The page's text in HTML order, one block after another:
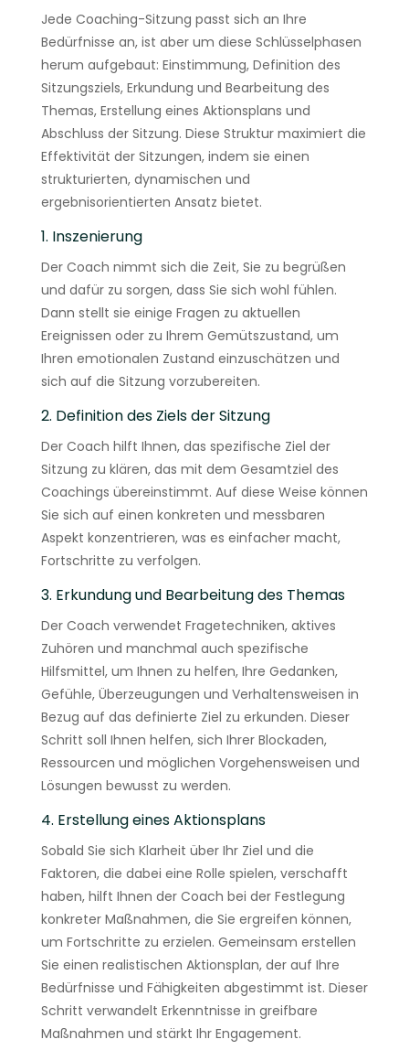
Jede Coaching-Sitzung passt sich an Ihre
Bedürfnisse an, ist aber um diese Schlüsselphasen
herum aufgebaut: Einstimmung, Definition des
Sitzungsziels, Erkundung und Bearbeitung des
Themas, Erstellung eines Aktionsplans und
Abschluss der Sitzung. Diese Struktur maximiert die
Effektivität der Sitzungen, indem sie einen
strukturierten, dynamischen und
ergebnisorientierten Ansatz bietet.
1. Inszenierung
Der Coach nimmt sich die Zeit, Sie zu begrüßen
und dafür zu sorgen, dass Sie sich wohl fühlen.
Dann stellt sie einige Fragen zu aktuellen
Ereignissen oder zu Ihrem Gemütszustand, um
Ihren emotionalen Zustand einzuschätzen und
sich auf die Sitzung vorzubereiten.
2. Definition des Ziels der Sitzung
Der Coach hilft Ihnen, das spezifische Ziel der
Sitzung zu klären, das mit dem Gesamtziel des
Coachings übereinstimmt. Auf diese Weise können
Sie sich auf einen konkreten und messbaren
Aspekt konzentrieren, was es einfacher macht,
Fortschritte zu verfolgen.
3. Erkundung und Bearbeitung des Themas
Der Coach verwendet Fragetechniken, aktives
Zuhören und manchmal auch spezifische
Hilfsmittel, um Ihnen zu helfen, Ihre Gedanken,
Gefühle, Überzeugungen und Verhaltensweisen in
Bezug auf das definierte Ziel zu erkunden. Dieser
Schritt soll Ihnen helfen, sich Ihrer Blockaden,
Ressourcen und möglichen Vorgehensweisen und
Lösungen bewusst zu werden.
4. Erstellung eines Aktionsplans
Sobald Sie sich Klarheit über Ihr Ziel und die
Faktoren, die dabei eine Rolle spielen, verschafft
haben, hilft Ihnen der Coach bei der Festlegung
konkreter Maßnahmen, die Sie ergreifen können,
um Fortschritte zu erzielen. Gemeinsam erstellen
Sie einen realistischen Aktionsplan, der auf Ihre
Bedürfnisse und Fähigkeiten abgestimmt ist. Dieser
Schritt verwandelt Erkenntnisse in greifbare
Maßnahmen und stärkt Ihr Engagement.